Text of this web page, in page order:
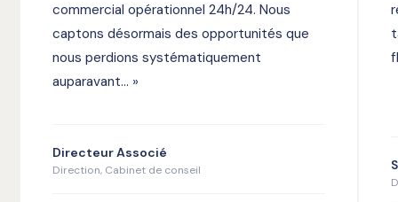
commercial opérationnel 24h/24. Nous
captons désormais des opportunités que
nous perdions systématiquement
auparavant... »
Directeur Associé
Direction, Cabinet de conseil